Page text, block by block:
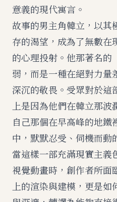
意義的現代寓言。
故事的男主角韓立，以其
存的渴望，成為了無數在
的心理投射。他那著名的
弱，而是一種在絕對力量
深沉的敬畏。受眾對於這
上是因為他們在韓立那
自己那個在早高峰的地
中，默默忍受、伺機而動
當這樣一部充滿現實主義
視覺動畫時，創作者所面
上的渲染與建模，更是